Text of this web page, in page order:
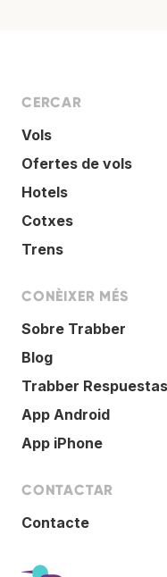
CERCAR
Vols
Ofertes de vols
Hotels
Cotxes
Trens
CONÈIXER MÉS
Sobre Trabber
Blog
Trabber Respuestas
App Android
App iPhone
CONTACTAR
Contacte